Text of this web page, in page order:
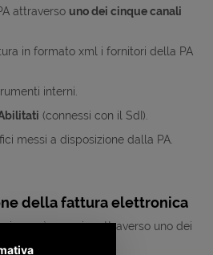
attraverso uno dei cinque canali
in formato xml i fornitori della PA
interni.
(connessi con il SdI).
messi a disposizione dalla PA.
della fattura elettronica
può avvenire attraverso uno dei